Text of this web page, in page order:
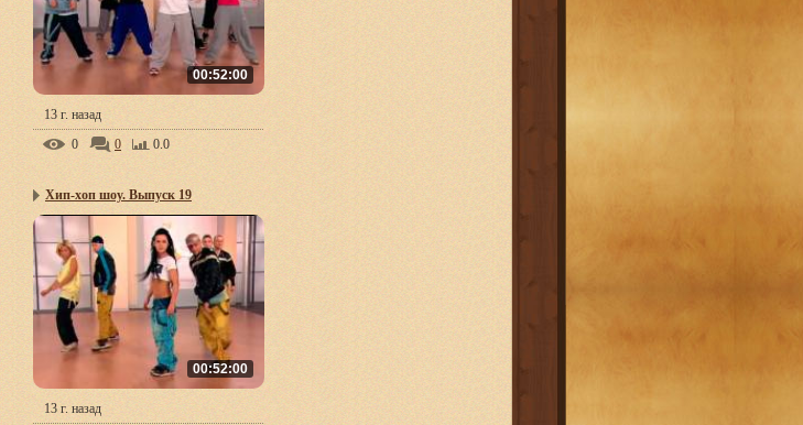
00:52:00
13 г. назад
0
0 0.0
Хип-хоп шоу. Выпуск 19
00:52:00
13 г. назад